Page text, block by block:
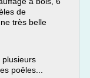
de
très belle
plusieurs
poêles...